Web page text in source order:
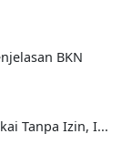
BKN
Tanpa Izin, I...